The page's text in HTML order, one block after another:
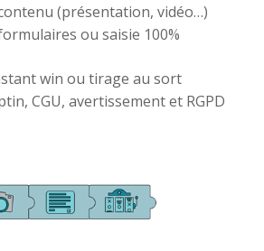
(présentation, vidéo…)
ou saisie 100%
win ou tirage au sort
CGU, avertissement et RGPD